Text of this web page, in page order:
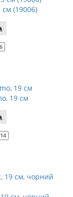
см (19006)
19 см